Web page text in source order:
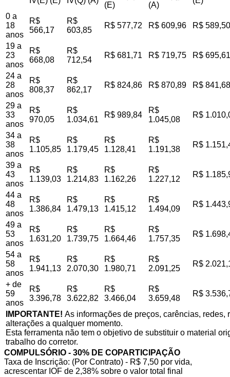
(E)
(A)
0 a
18
anos
R$
566,17
R$
603,85
R$ 577,72 R$ 609,96 R$ 589,50
19 a
23
anos
R$
668,08
R$
712,54
R$ 681,71 R$ 719,75 R$ 695,61
24 a
28
anos
R$
808,37
R$
862,17
R$ 824,86 R$ 870,89 R$ 841,68
29 a
33
anos
R$
970,05
R$
1.034,61
R$ 989,84
R$
1.045,08
R$
34 a
38
anos
R$
1.105,85
R$
1.179,45
R$
1.128,41
R$
1.191,38
R$
39 a
43
anos
R$
1.139,03
R$
1.214,83
R$
1.162,26
R$
1.227,12
R$
44 a
48
anos
R$
1.386,84
R$
1.479,13
R$
1.415,12
R$
1.494,09
R$
49 a
53
anos
R$
1.631,20
R$
1.739,75
R$
1.664,46
R$
1.757,35
R$
54 a
58
anos
R$
1.941,13
R$
2.070,30
R$
1.980,71
R$
2.091,25
R$
+ de
59
anos
R$
3.396,78
R$
3.622,82
R$
3.466,04
R$
3.659,48
R$
IMPORTANTE! As informações de preços, carências,
alterações a qualquer momento.
Esta ferramenta não tem o objetivo de substituir o material
trabalho do corretor.
COMPULSÓRIO - 30% DE COPARTICIPAÇÃO
Taxa de Inscrição: (Por Contrato) - R$ 7,50 por vida,
acrescentar IOF de 2,38% sobre o valor total final